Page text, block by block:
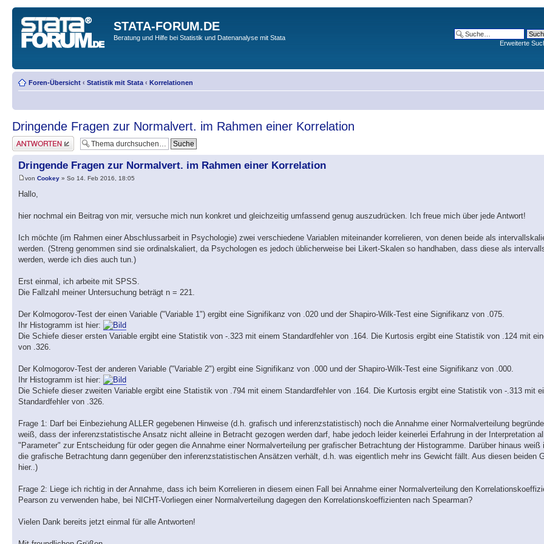
STATA-FORUM.DE
Beratung und Hilfe bei Statistik und Datenanalyse mit Stata
Erweiterte
Foren-Übersicht ‹ Statistik mit Stata ‹ Korrelationen
Dringende Fragen zur Normalvert. im Rahmen einer Korrelation
Antwort erstellen
Dringende Fragen zur Normalvert. im Rahmen einer Korrelation
von Cookey » So 14. Feb 2016, 18:05
Hallo,
hier nochmal ein Beitrag von mir, versuche mich nun konkret und gleichzeitig umfassend genug auszudrücken. Ich freue mich über jede Antwort!
Ich möchte (im Rahmen einer Abschlussarbeit in Psychologie) zwei verschiedene Variablen miteinander korrelieren, von denen beide als
werden. (Streng genommen sind sie ordinalskaliert, da Psychologen es jedoch üblicherweise bei Likert-Skalen so handhaben, dass diese als
werden, werde ich dies auch tun.)
Erst einmal, ich arbeite mit SPSS.
Die Fallzahl meiner Untersuchung beträgt n = 221.
Der Kolmogorov-Test der einen Variable ("Variable 1") ergibt eine Signifikanz von .020 und der Shapiro-Wilk-Test eine Signifikanz von .075.
Ihr Histogramm ist hier:
Die Schiefe dieser ersten Variable ergibt eine Statistik von -.323 mit einem Standardfehler von .164. Die Kurtosis ergibt eine Statistik von .124 mit
von .326.
Der Kolmogorov-Test der anderen Variable ("Variable 2") ergibt eine Signifikanz von .000 und der Shapiro-Wilk-Test eine Signifikanz von .000.
Ihr Histogramm ist hier:
Die Schiefe dieser zweiten Variable ergibt eine Statistik von .794 mit einem Standardfehler von .164. Die Kurtosis ergibt eine Statistik von -.313 mit
Standardfehler von .326.
Frage 1: Darf bei Einbeziehung ALLER gegebenen Hinweise (d.h. grafisch und inferenzstatistisch) noch die Annahme einer Normalverteilung
weiß, dass der inferenzstatistische Ansatz nicht alleine in Betracht gezogen werden darf, habe jedoch leider keinerlei Erfahrung in der Interpretation
"Parameter" zur Entscheidung für oder gegen die Annahme einer Normalverteilung per grafischer Betrachtung der Histogramme. Darüber hinaus
die grafische Betrachtung dann gegenüber den inferenzstatistischen Ansätzen verhält, d.h. was eigentlich mehr ins Gewicht fällt. Aus diesen beiden
hier..)
Frage 2: Liege ich richtig in der Annahme, dass ich beim Korrelieren in diesem einen Fall bei Annahme einer Normalverteilung den
Pearson zu verwenden habe, bei NICHT-Vorliegen einer Normalverteilung dagegen den Korrelationskoeffizienten nach Spearman?
Vielen Dank bereits jetzt einmal für alle Antworten!